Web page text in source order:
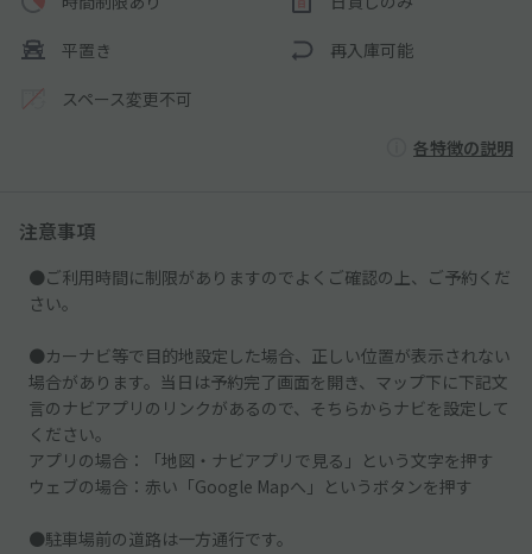
平置き 再入庫可能
スペース変更不可
各特徴の説明
注意事項
●ご利用時間に制限がありますのでよくご確認の上、ご予約くだ
さい。
●カーナビ等で目的地設定した場合、正しい位置が表示されない
場合があります。当日は予約完了画面を開き、マップ下に下記文
言のナビアプリのリンクがあるので、そちらからナビを設定して
ください。
アプリの場合：「地図・ナビアプリで見る」という文字を押す
ウェブの場合：赤い「Google Mapへ」というボタンを押す
●駐車場前の道路は一方通行です。